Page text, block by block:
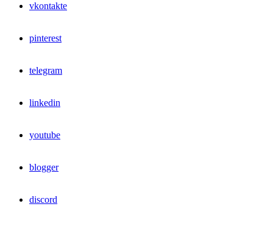
vkontakte
pinterest
telegram
linkedin
youtube
blogger
discord